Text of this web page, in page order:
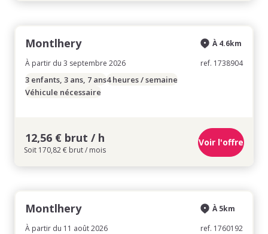
Montlhery
À partir du 3 septembre 2026
À 4.6km
ref. 1738904
3 enfants, 3 ans, 7 ans4 heures / semaine
Véhicule nécessaire
12,56 € brut / h
Soit 170,82 € brut / mois
Voir l'offre
Montlhery
À partir du 11 août 2026
À 5km
ref. 1760192